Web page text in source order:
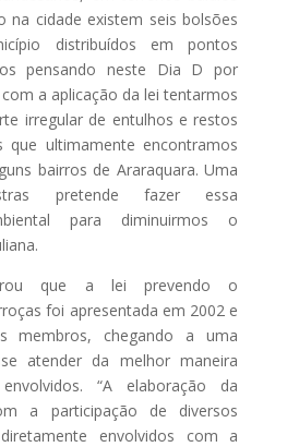
na cidade existem seis bolsões
distribuídos em pontos
pensando neste Dia D por
a aplicação da lei tentarmos
irregular de entulhos e restos
que ultimamente encontramos
bairros de Araraquara. Uma
pretende fazer essa
para diminuirmos o
que a lei prevendo o
foi apresentada em 2002 e
membros, chegando a uma
atender da melhor maneira
“A elaboração da
a participação de diversos
envolvidos com a